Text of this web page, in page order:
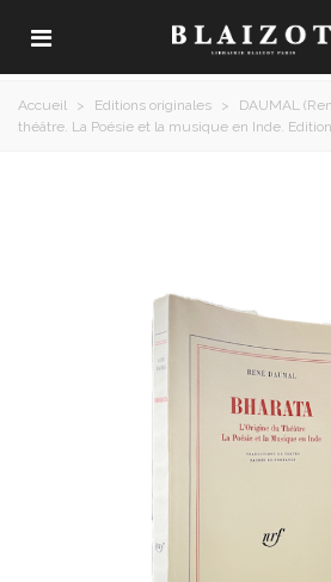
Accueil > Editions originales >
DAUMAL
théâtre. La Poésie et la musique en Inde.